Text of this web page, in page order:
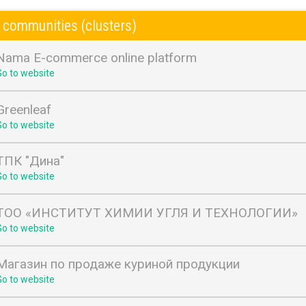
(clusters)
E-commerce online platform
to website
to website
"Дина"
to website
«ИНСТИТУТ ХИМИИ УГЛЯ И ТЕХНОЛОГИИ»
to website
по продаже куриной продукции
to website